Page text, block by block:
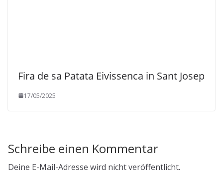
Fira de sa Patata Eivissenca in Sant Josep
17/05/2025
Schreibe einen Kommentar
Deine E-Mail-Adresse wird nicht veröffentlicht.